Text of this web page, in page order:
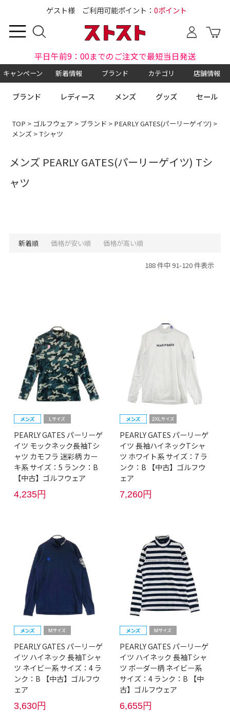
ゲスト様 ご利用可能ポイント： 0ポイント
平日午前9：00までのご注文で最短当日発送
キャンペーン 新着情報 ブランド カテゴリ 店舗情報
ブランド レディース メンズ グッズ セール
TOP > ゴルフウェア > ブランド > PEARLY GATES(パーリーゲイツ) >
メンズ> Tシャツ
メンズ PEARLY GATES(パーリーゲイツ) Tシ
ャツ
新着順 価格が安い順 価格が高い順
188 件中 91-120 件表示
PEARLY GATES パーリーゲ
イツ モックネック長袖Tシ
ャツ カモフラ 迷彩柄 カー
キ系 サイズ：5 ランク：B
【中古】ゴルフウェア
4,235円
PEARLY GATES パーリーゲ
イツ 長袖ハイネックTシャ
ツ ホワイト系 サイズ：7 ラ
ンク：B 【中古】ゴルフウ
ェア
7,260円
PEARLY GATES パーリーゲ
イツ ハイネック 長袖Tシャ
ツ ネイビー系 サイズ：4 ラ
ンク：B 【中古】ゴルフウ
ェア
3,630円
PEARLY GATES パーリーゲ
イツ ハイネック 長袖Tシャ
ツ ボーダー柄 ネイビー系
サイズ：4 ランク：B 【中
古】ゴルフウェア
6,655円